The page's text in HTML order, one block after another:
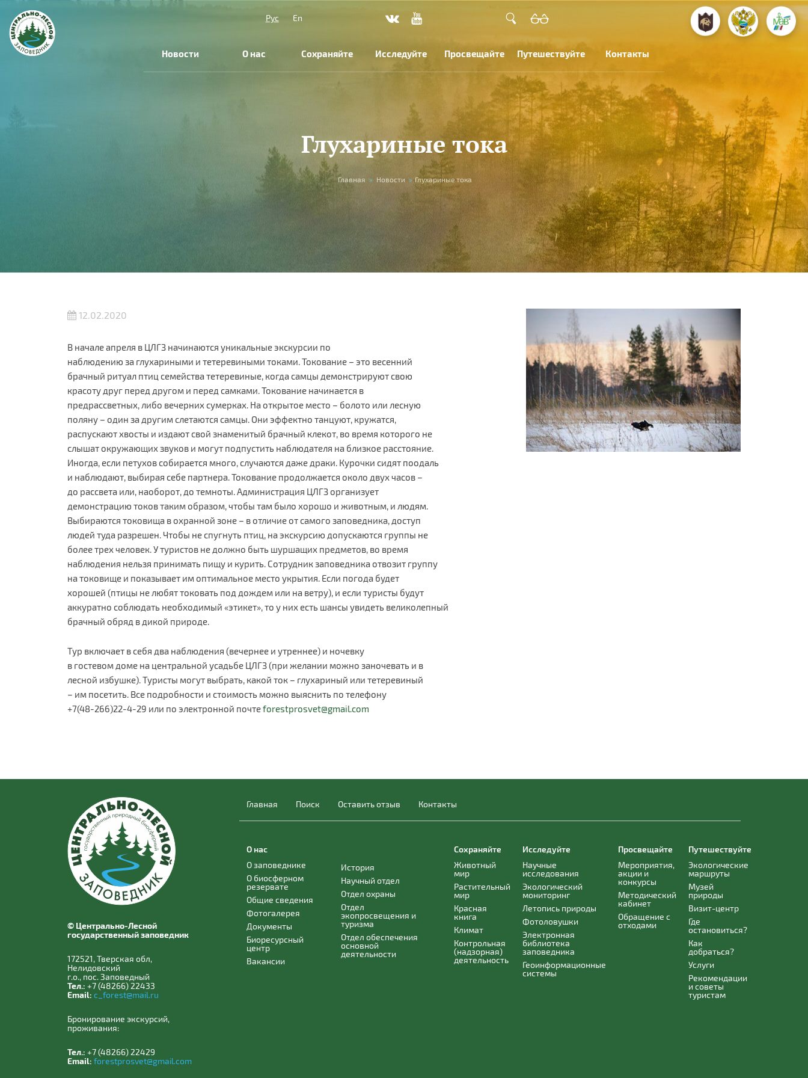
Рус
En
Новости О нас Сохраняйте Исследуйте Просвещайте Путешествуйте Контакты
Глухариные тока
Главная » Новости » Глухариные тока
12.02.2020
В начале апреля в ЦЛГЗ начинаются уникальные экскурсии по
наблюдению за глухариными и тетеревиными токами. Токование – это весенний
брачный ритуал птиц семейства тетеревиные, когда самцы демонстрируют свою
красоту друг перед другом и перед самками. Токование начинается в
предрассветных, либо вечерних сумерках. На открытое место – болото или лесную
поляну – один за другим слетаются самцы. Они эффектно танцуют, кружатся,
распускают хвосты и издают свой знаменитый брачный клекот, во время которого не
слышат окружающих звуков и могут подпустить наблюдателя на близкое расстояние.
Иногда, если петухов собирается много, случаются даже драки. Курочки сидят поодаль
и наблюдают, выбирая себе партнера. Токование продолжается около двух часов –
до рассвета или, наоборот, до темноты. Администрация ЦЛГЗ организует
демонстрацию токов таким образом, чтобы там было хорошо и животным, и людям.
Выбираются токовища в охранной зоне – в отличие от самого заповедника, доступ
людей туда разрешен. Чтобы не спугнуть птиц, на экскурсию допускаются группы не
более трех человек. У туристов не должно быть шуршащих предметов, во время
наблюдения нельзя принимать пищу и курить. Сотрудник заповедника отвозит группу
на токовище и показывает им оптимальное место укрытия. Если погода будет
хорошей (птицы не любят токовать под дождем или на ветру), и если туристы будут
аккуратно соблюдать необходимый «этикет», то у них есть шансы увидеть великолепный
брачный обряд в дикой природе.
Тур включает в себя два наблюдения (вечернее и утреннее) и ночевку
в гостевом доме на центральной усадьбе ЦЛГЗ (при желании можно заночевать и в
лесной избушке). Туристы могут выбрать, какой ток – глухариный или тетеревиный
– им посетить. Все подробности и стоимость можно выяснить по телефону
+7(48-266)22-4-29 или по электронной почтеforestprosvet@gmail.com
© Центрально-Лесной
государственный заповедник
172521, Тверская обл,
Нелидовский
г.о., пос. Заповедный
Тел.: +7 (48266) 22433
Email: c_forest@mail.ru
Бронирование экскурсий,
проживания:
Тел.: +7 (48266) 22429
Email: forestprosvet@gmail.com
Главная Поиск Оставить отзыв Контакты
О нас
О заповеднике
О биосферном
резервате
Общие сведения
Фотогалерея
Документы
Биоресурсный
центр
Вакансии
История
Научный отдел
Отдел охраны
Отдел
экопросвещения и
туризма
Отдел обеспечения
основной
деятельности
Сохраняйте
Животный
мир
Растительный
мир
Красная
книга
Климат
Контрольная
(надзорная)
деятельность
Исследуйте
Научные
исследования
Экологический
мониторинг
Летопись природы
Фотоловушки
Электронная
библиотека
заповедника
Геоинформационные
системы
Просвещайте
Мероприятия,
акции и
конкурсы
Методический
кабинет
Обращение с
отходами
Путешествуйте
Экологические
маршруты
Музей
природы
Визит-центр
Где
остановиться?
Как
добраться?
Услуги
Рекомендации
и советы
туристам